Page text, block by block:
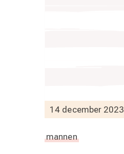
14 december 2023
mannen